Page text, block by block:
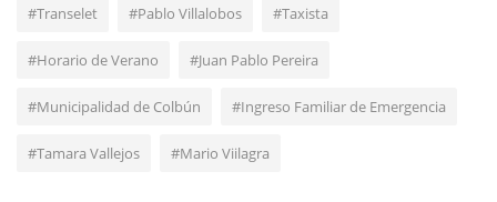
#Transelet #Pablo Villalobos #Taxista
#Horario de Verano #Juan Pablo Pereira
#Municipalidad de Colbún #Ingreso Familiar de Emergencia
#Tamara Vallejos #Mario Viilagra